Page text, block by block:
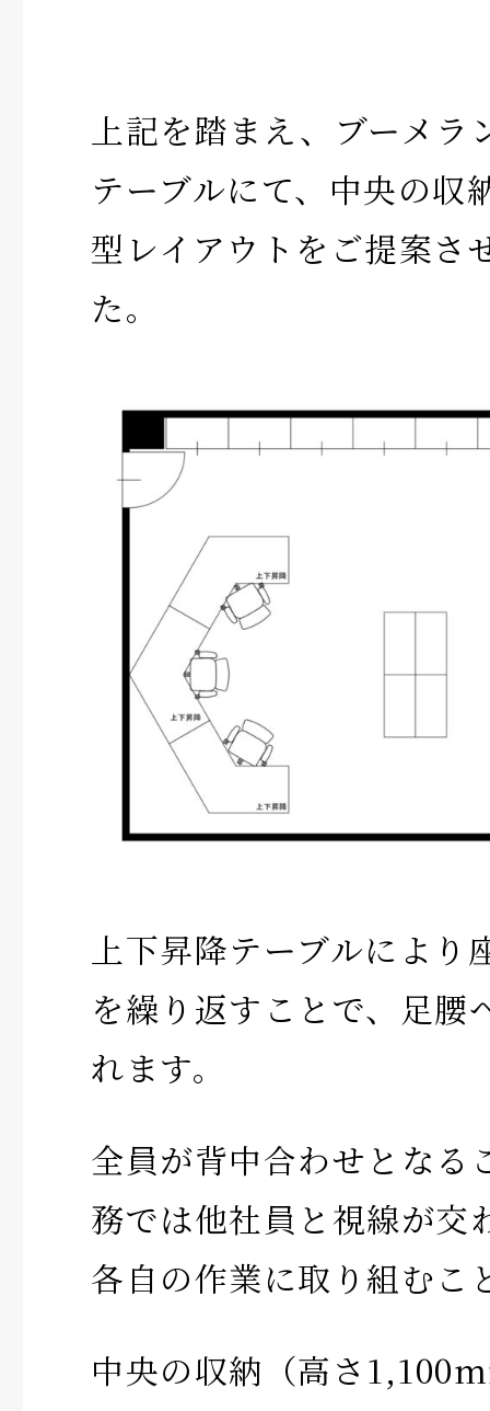
上記を踏まえ、ブーメ
テーブルにて、中央の収
型レイアウトをご提案さ
た。
上下昇降テーブルにより
を繰り返すことで、足腰
れます。
全員が背中合わせとなる
務では他社員と視線が交
各自の作業に取り組むこ
中央の収納（高さ